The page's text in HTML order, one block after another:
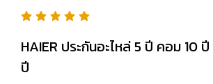
HAIER ประกันอะไหล่ 5 ปี คอม 10
ปี